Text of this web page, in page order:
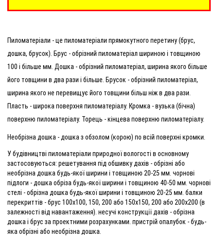
Пиломатеріали - це пиломатеріали прямокутного перетину (брус,
дошка, брусок). Брус - обрізний пиломатеріал шириною і товщиною
100 і більше мм. Дошка - обрізний пиломатеріал, ширина якого більше
його товщини в два рази і більше. Брусок - обрізний пиломатеріал,
ширина якого не перевищує його товщини більш ніж в два рази.
Пласть - широка поверхня пиломатеріалу. Кромка - вузька (бічна)
поверхню пиломатеріалу. Торець - кінцева поверхню пиломатеріалу.
Необрізна дошка - дошка з обзолом (корою) по всій поверхні кромки.
У будівництві пиломатеріали природної вологості в основному
застосовуються: решетування під обшивку дахів - обрізні або
необрізна дошка будь-якої ширини і товщиною 20-25 мм. чорнові
підлоги - дошка обріза будь-якої ширини і товщиною 40-50 мм. чорнові
стелі - обрізна дошка будь-якої ширини і товщиною 20-25 мм. балки
перекриттів - брус 100х100, 150, 200 або 150х150, 200 або 200х200 (в
залежності від навантаження). несучі конструкції дахів - обрізна
дошка і брус за проектними розрахунками. пристрій опалубок - будь-
яка обрізні або необрізна дошка.